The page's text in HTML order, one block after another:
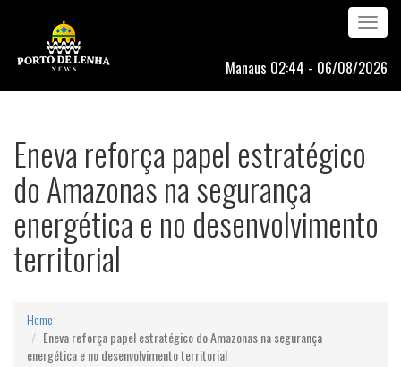
Toggle
navigation
Manaus 02:44 - 06/08/2026
Eneva reforça papel estratégico
do Amazonas na segurança
energética e no desenvolvimento
territorial
Home
Eneva reforça papel estratégico do Amazonas na segurança
energética e no desenvolvimento territorial